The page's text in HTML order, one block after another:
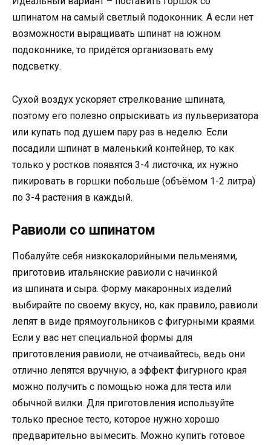
шпинатом на самый светлый подоконник. А если нет
возможности выращивать шпинат на южном
подоконнике, то придётся организовать ему
подсветку.
Сухой воздух ускоряет стрелкование шпината,
поэтому его полезно опрыскивать из пульверизатора
или купать под душем пару раз в неделю. Если
посадили шпинат в маленький контейнер, то как
только у ростков появятся 3-4 листочка, их нужно
пикировать в горшки побольше (объёмом 1-2 литра)
по 3-4 растения в каждый.
Равиоли со шпинатом
Побалуйте себя низкокалорийными пельменями,
приготовив итальянские равиоли с начинкой
из шпината и сыра. Форму макаронных изделий
выбирайте по своему вкусу, но, как правило, равиоли
лепят в виде прямоугольников с фигурными краями.
Если у вас нет специальной формы для
приготовления равиоли, не отчаивайтесь, ведь они
отлично лепятся вручную, а эффект фигурного края
можно получить с помощью ножа для теста или
обычной вилки. Для приготовления используйте
только пресное тесто, которое нужно хорошо
предварительно вымесить. Можно купить готовое